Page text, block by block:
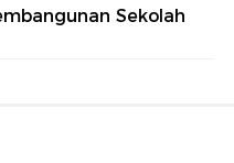
Sekolah